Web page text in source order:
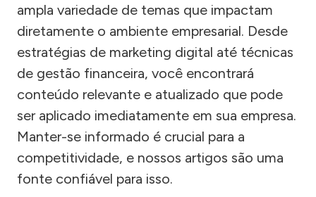
ampla variedade de temas que impactam
diretamente o ambiente empresarial. Desde
estratégias de marketing digital até técnicas
de gestão financeira, você encontrará
conteúdo relevante e atualizado que pode
ser aplicado imediatamente em sua empresa.
Manter-se informado é crucial para a
competitividade, e nossos artigos são uma
fonte confiável para isso.